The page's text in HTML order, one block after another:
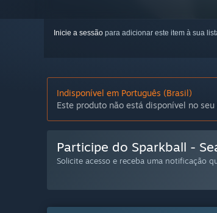
Inicie a sessão para adicionar este item à sua
Indisponível em Português (Brasil)
Este produto não está disponível no
Participe do Sparkball -
Solicite acesso e receba uma notificação